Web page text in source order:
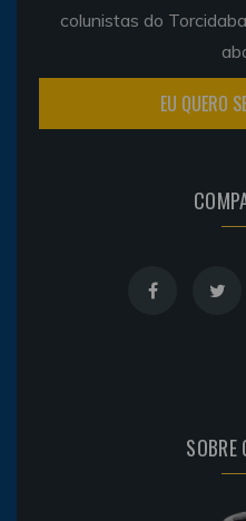
colunistas do
EU QUERO
SOBRE